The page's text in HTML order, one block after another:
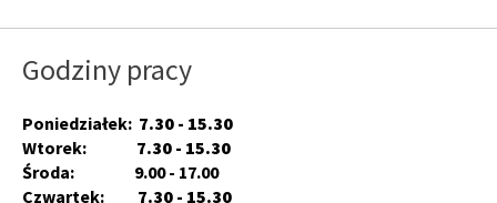
Godziny pracy
Poniedziałek: 7.30 - 15.30
Wtorek: 7.30 - 15.30
Środa: 9.00 - 17.00
Czwartek: 7.30 - 15.30